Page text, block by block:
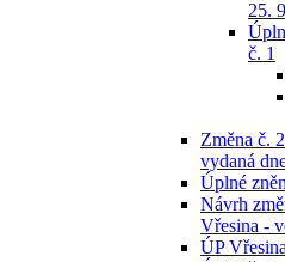
25.
č. 1
Změna č.
vydaná
Úplné
Návrh
Vřesina -
ÚP